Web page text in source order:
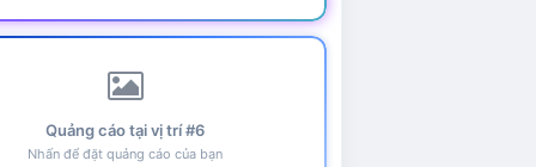
Quảng cáo tại vị trí #6
Nhấn để đặt quảng cáo của bạn